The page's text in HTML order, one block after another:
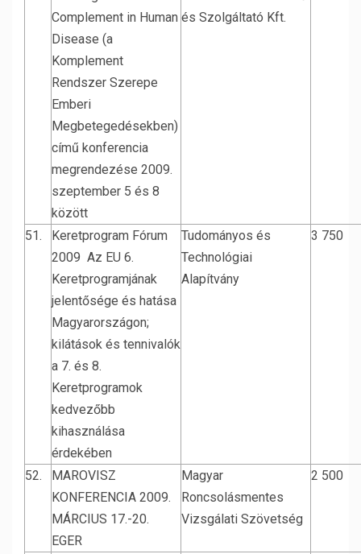
Complement in Human
Disease (a
Komplement
Rendszer Szerepe
Emberi
Megbetegedésekben)
című konferencia
megrendezése 2009.
szeptember 5 és 8
között
és Szolgáltató Kft.
51.
Keretprogram Fórum
2009 Az EU 6.
Keretprogramjának
jelentősége és hatása
Magyarországon;
kilátások és tennivalók
a 7. és 8.
Keretprogramok
kedvezőbb
kihasználása
érdekében
Tudományos és
Technológiai
Alapítvány
3 750
52.
MAROVISZ
KONFERENCIA 2009.
MÁRCIUS 17.-20.
EGER
Magyar
Roncsolásmentes
Vizsgálati Szövetség
2 500